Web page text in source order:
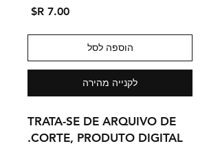
מחיר
הוספה לסל
לקנייה מהירה
TRATA-SE DE ARQUIVO DE
CORTE, PRODUTO DIGITAL.